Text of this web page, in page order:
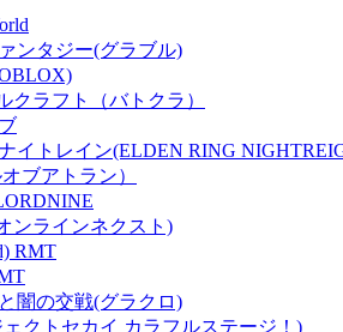
ンタジー(グラブル)
クラフト（バトクラ）
イトレイン(ELDEN RING
ブアトラン）
ンラインネクスト)
RMT
闇の交戦(グラクロ)
クトセカイ カラフルステージ！)